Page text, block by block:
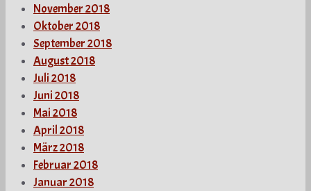
November 2018
Oktober 2018
September 2018
August 2018
Juli 2018
Juni 2018
Mai 2018
April 2018
März 2018
Februar 2018
Januar 2018